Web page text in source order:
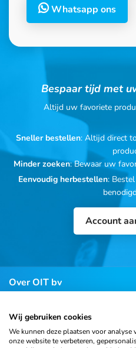
Whatsapp ons
Bespaar tijd met
Altijd uw favoriete
Sneller bestellen: Altijd direct
Minder zoeken: Bewaar uw
Eenvoudig herbestellen:
Account
Over OIT bv
Klantenservice
Wij gebruiken cookies
We kunnen deze plaatsen voor analyse
onze website te verbeteren,